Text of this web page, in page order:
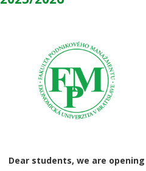
Dear students, we are opening